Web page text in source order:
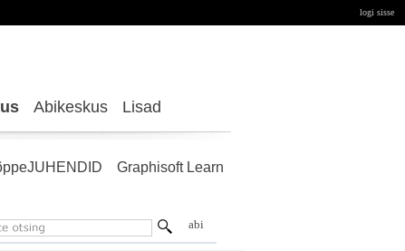
logi sisse
Abikeskus Lisad
Graphisoft Learn
abi